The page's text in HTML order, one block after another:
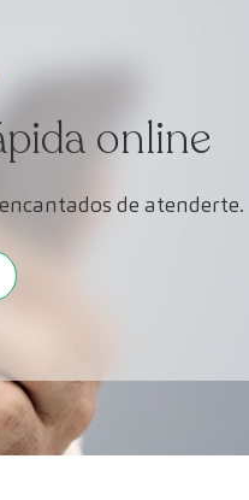
online
de atenderte.